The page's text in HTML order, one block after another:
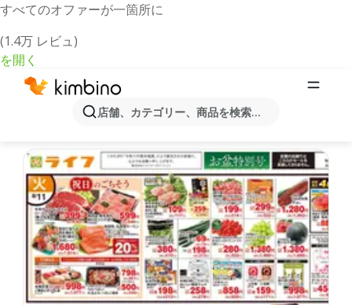
すべてのオファーが一箇所に
(1.4万 レビュ)
を開く
店舗、カテゴリー、商品を検索...
最新のチラシとオファー牛久